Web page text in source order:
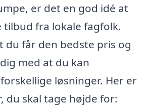
er det en god idé at
fra lokale fagfolk.
du får den bedste pris og
med at du kan
løsninger. Her er
du skal tage højde for: